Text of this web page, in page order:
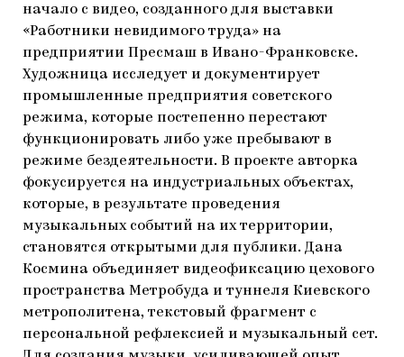
начало с видео, созданного для выставки
«Работники невидимого труда» на
предприятии Пресмаш в Ивано-Франковске.
Художница исследует и документирует
промышленные предприятия советского
режима, которые постепенно перестают
функционировать либо уже пребывают в
режиме бездеятельности. В проекте авторка
фокусируется на индустриальных объектах,
которые, в результате проведения
музыкальных событий на их территории,
становятся открытыми для публики. Дана
Космина объединяет видеофиксацию цехового
пространства Метробуда и туннеля Киевского
метрополитена, текстовый фрагмент с
персональной рефлексией и музыкальный сет.